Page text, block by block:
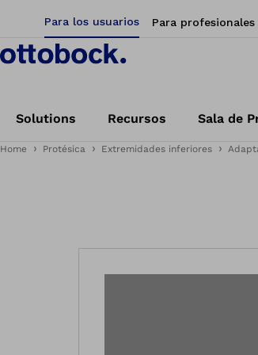
Para los usuarios Para profesionales
Solutions Recursos Sala de
Home Protésica Extremidades inferiores